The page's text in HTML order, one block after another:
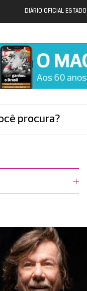
DIÁRIO OFICIAL
procura?